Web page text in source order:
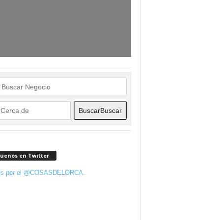
BuscarBuscar
en Twitter
por el @COSASDELORCA.